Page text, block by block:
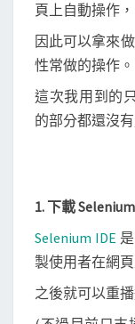
頁上自動操作，
因此可以拿來
性常做的操作。
這次我用到的
的部分都還沒有
1. 下載
Selenium IDE
製使用者在網
之後就可以重